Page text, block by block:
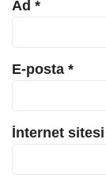
Ad *
E-posta *
İnternet sitesi